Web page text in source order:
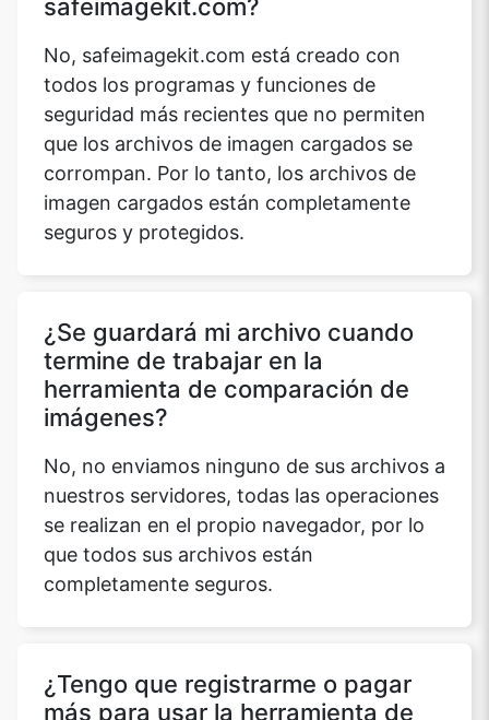
safeimagekit.com?
No, safeimagekit.com está creado con
todos los programas y funciones de
seguridad más recientes que no permiten
que los archivos de imagen cargados se
corrompan. Por lo tanto, los archivos de
imagen cargados están completamente
seguros y protegidos.
¿Se guardará mi archivo cuando
termine de trabajar en la
herramienta de comparación de
imágenes?
No, no enviamos ninguno de sus archivos a
nuestros servidores, todas las operaciones
se realizan en el propio navegador, por lo
que todos sus archivos están
completamente seguros.
¿Tengo que registrarme o pagar
más para usar la herramienta de